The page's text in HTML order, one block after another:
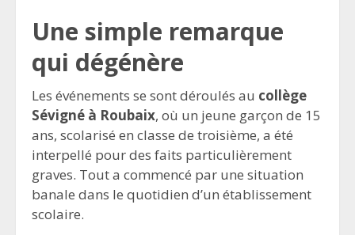
Une simple remarque
qui dégénère
Les événements se sont déroulés au collège
Sévigné à Roubaix, où un jeune garçon de 15
ans, scolarisé en classe de troisième, a été
interpellé pour des faits particulièrement
graves. Tout a commencé par une situation
banale dans le quotidien d’un établissement
scolaire.